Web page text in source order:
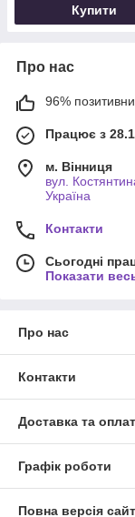
Купити
Про нас
96%
Працює з
м. Вінниця
вул.
Україна
Контакти
Сьогодні
Показати
Про нас
Контакти
Доставка та
Графік роботи
Повна версія